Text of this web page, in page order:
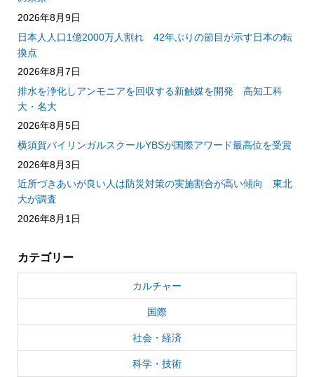
2026年8月9日
日本人人口1億2000万人割れ 42年ぶりの節目が示す日本の転
換点
2026年8月7日
排水を浄化しアンモニアを回収する新触媒を開発 高知工科
大・名大
2026年8月5日
横須賀バイリンガルスクールYBSが国際アワード最高位を受賞
2026年8月3日
近所づきあいが良い人は防災対策の実施割合が高い傾向 東北
大が調査
2026年8月1日
カテゴリー
カルチャー
国際
社会・経済
科学・技術